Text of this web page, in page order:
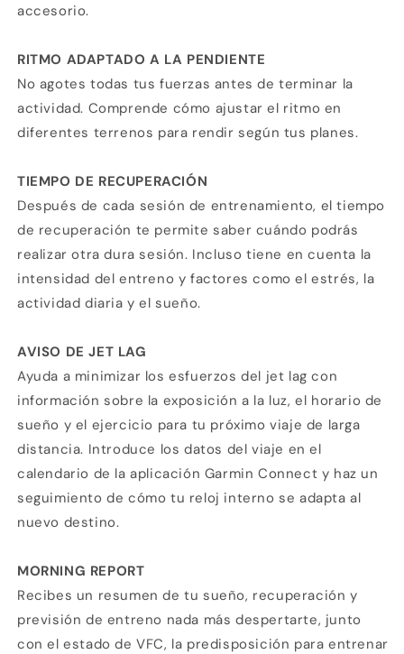
accesorio.
RITMO ADAPTADO A LA PENDIENTE
No agotes todas tus fuerzas antes de terminar la
actividad. Comprende cómo ajustar el ritmo en
diferentes terrenos para rendir según tus planes.
TIEMPO DE RECUPERACIÓN
Después de cada sesión de entrenamiento, el tiempo
de recuperación te permite saber cuándo podrás
realizar otra dura sesión. Incluso tiene en cuenta la
intensidad del entreno y factores como el estrés, la
actividad diaria y el sueño.
AVISO DE JET LAG
Ayuda a minimizar los esfuerzos del jet lag con
información sobre la exposición a la luz, el horario de
sueño y el ejercicio para tu próximo viaje de larga
distancia. Introduce los datos del viaje en el
calendario de la aplicación Garmin Connect y haz un
seguimiento de cómo tu reloj interno se adapta al
nuevo destino.
MORNING REPORT
Recibes un resumen de tu sueño, recuperación y
previsión de entreno nada más despertarte, junto
con el estado de VFC, la predisposición para entrenar